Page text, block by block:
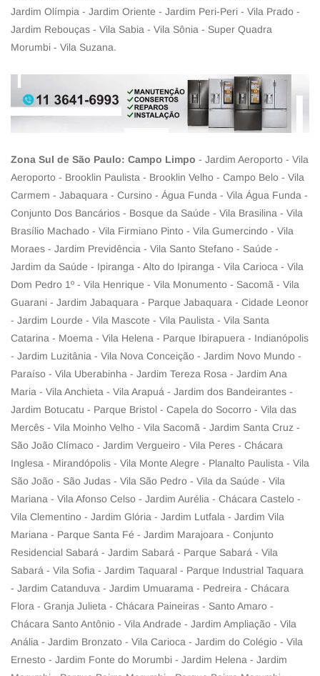
Jardim Olímpia - Jardim Oriente - Jardim Peri-Peri - Vila Prado -
Jardim Rebouças - Vila Sabia - Vila Sônia - Super Quadra
Morumbi - Vila Suzana.
Zona Sul de São Paulo: Campo Limpo - Jardim Aeroporto - Vila
Aeroporto - Brooklin Paulista - Brooklin Velho - Campo Belo - Vila
Carmem - Jabaquara - Cursino - Água Funda - Vila Água Funda -
Conjunto Dos Bancários - Bosque da Saúde - Vila Brasilina - Vila
Brasílio Machado - Vila Firmiano Pinto - Vila Gumercindo - Vila
Moraes - Jardim Previdência - Vila Santo Stefano - Saúde -
Jardim da Saúde - Ipiranga - Alto do Ipiranga - Vila Carioca - Vila
Dom Pedro 1º - Vila Henrique - Vila Monumento - Sacomã - Vila
Guarani - Jardim Jabaquara - Parque Jabaquara - Cidade Leonor
- Jardim Lourde - Vila Mascote - Vila Paulista - Vila Santa
Catarina - Moema - Vila Helena - Parque Ibirapuera - Indianópolis
- Jardim Luzitânia - Vila Nova Conceição - Jardim Novo Mundo -
Paraíso - Vila Uberabinha - Jardim Tereza Rosa - Jardim Ana
Maria - Vila Anchieta - Vila Arapuá - Jardim dos Bandeirantes -
Jardim Botucatu - Parque Bristol - Capela do Socorro - Vila das
Mercês - Vila Moinho Velho - Vila Sacomã - Jardim Santa Cruz -
São João Clímaco - Jardim Vergueiro - Vila Peres - Chácara
Inglesa - Mirandópolis - Vila Monte Alegre - Planalto Paulista - Vila
São João - São Judas - Vila São Pedro - Vila da Saúde - Vila
Mariana - Vila Afonso Celso - Jardim Aurélia - Chácara Castelo -
Vila Clementino - Jardim Glória - Jardim Lutfala - Jardim Vila
Mariana - Parque Santa Fé - Jardim Marajoara - Conjunto
Residencial Sabará - Jardim Sabará - Parque Sabará - Vila
Sabará - Vila Sofia - Jardim Taquaral - Parque Industrial Taquara
- Jardim Catanduva - Jardim Umuarama - Pedreira - Chácara
Flora - Granja Julieta - Chácara Paineiras - Santo Amaro -
Chácara Santo Antônio - Vila Andrade - Jardim Ampliação - Vila
Anália - Jardim Bronzato - Vila Carioca - Jardim do Colégio - Vila
Ernesto - Jardim Fonte do Morumbi - Jardim Helena - Jardim